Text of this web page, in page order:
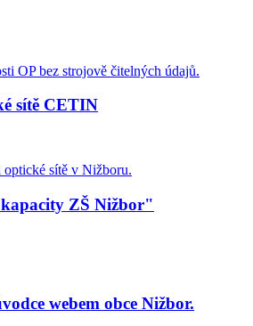
OP bez strojově čitelných údajů.
sítě CETIN
sítě v Nižboru.
ZŠ Nižbor"
webem obce Nižbor.